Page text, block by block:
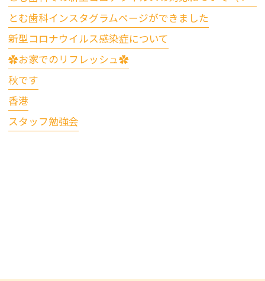
とむ歯科インスタグラムページができました
新型コロナウイルス感染症について
✿お家でのリフレッシュ✿
秋です
香港
スタッフ勉強会